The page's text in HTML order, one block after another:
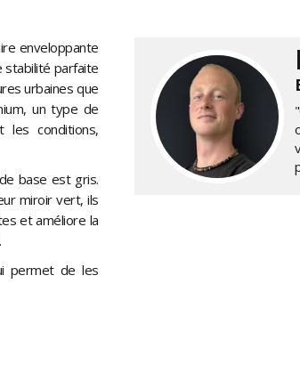
enveloppante
stabilité parfaite
urbaines que
un type de
les conditions,
base est gris.
miroir vert, ils
et améliore la
permet de les